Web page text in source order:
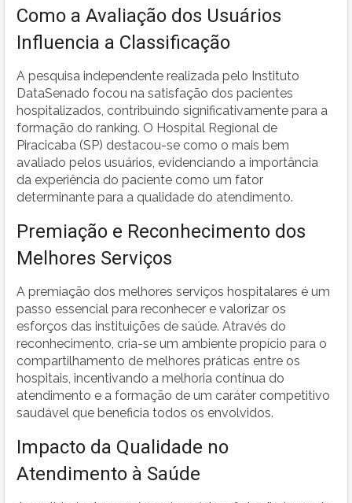
Como a Avaliação dos Usuários
Influencia a Classificação
A pesquisa independente realizada pelo Instituto
DataSenado focou na satisfação dos pacientes
hospitalizados, contribuindo significativamente para a
formação do ranking. O Hospital Regional de
Piracicaba (SP) destacou-se como o mais bem
avaliado pelos usuários, evidenciando a importância
da experiência do paciente como um fator
determinante para a qualidade do atendimento.
Premiação e Reconhecimento dos
Melhores Serviços
A premiação dos melhores serviços hospitalares é um
passo essencial para reconhecer e valorizar os
esforços das instituições de saúde. Através do
reconhecimento, cria-se um ambiente propício para o
compartilhamento de melhores práticas entre os
hospitais, incentivando a melhoria contínua do
atendimento e a formação de um caráter competitivo
saudável que beneficia todos os envolvidos.
Impacto da Qualidade no
Atendimento à Saúde